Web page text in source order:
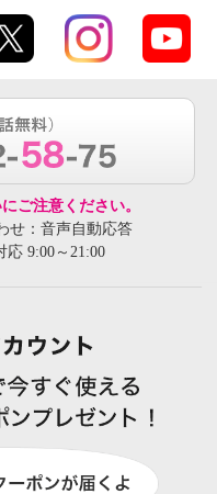
ご注意ください。
せ：音声自動応答
応 9:00～21:00